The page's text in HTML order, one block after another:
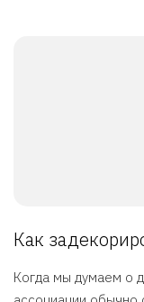
Как
Когда мы думаем о